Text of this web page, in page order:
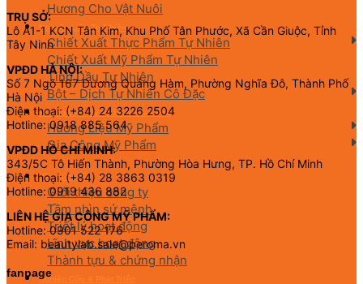
Hương Cho Vật Nuôi
Nguyên Liệu Tự Nhiên
Chiết Xuất Thực Phẩm Tự Nhiên
Chiết Xuất Mỹ Phẩm Tự Nhiên
Tinh Dầu Tự Nhiên
Bột – Dịch Tự Nhiên Cô Đặc
Hương Liệu Mỹ Phẩm & Gia Công
Hương Liệu Mỹ Phẩm
Gia Công Mỹ Phẩm
Về chúng tôi
Giới thiệu công ty
Tầm nhìn sứ mệnh
Triết lý hoạt động
Lĩnh vực hoạt động
Thành tựu & chứng nhận
Nghiên Cứu & Phát Triển
TRỤ SỞ:
Lô A1-1 KCN Tân Kim, Khu Phố Tân Phước, Xã Cần Giuộc, Tỉnh
Tây Ninh
VPĐD HÀ NỘI:
Số 7 Ngõ 167 Dương Quảng Hàm, Phường Nghĩa Đô, Thành Phố
Hà Nội
Điện thoại: (+84) 24 3226 2504
Hotline: 0918 885 564
VPĐD HỒ CHÍ MINH:
343/5C Tô Hiến Thành, Phường Hòa Hưng, TP. Hồ Chí Minh
Điện thoại: (+84) 28 3863 0319
Hotline: 0919 436 882
LIÊN HỆ GIA CÔNG MỸ PHẨM:
Hotline: 0901 522 176
Email: beautylab.sale@peroma.vn
fanpage